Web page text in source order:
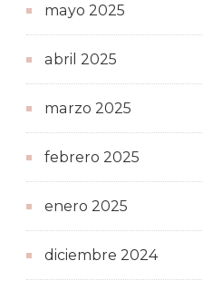
mayo 2025
abril 2025
marzo 2025
febrero 2025
enero 2025
diciembre 2024